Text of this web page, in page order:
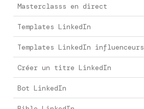
Masterclasss en direct
Templates LinkedIn
Templates LinkedIn influenceurs
Créer un titre LinkedIn
Bot LinkedIn